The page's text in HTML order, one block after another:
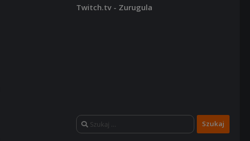
Twitch.tv - Zurugula
Szukaj: